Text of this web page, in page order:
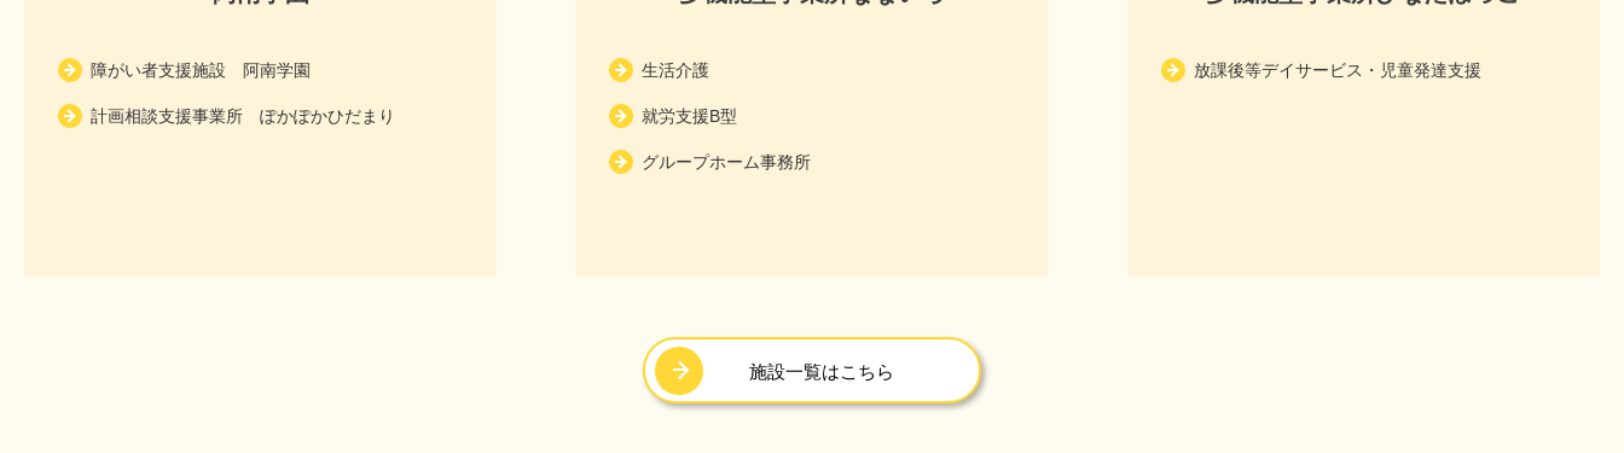
障がい者支援施設 阿南学園
計画相談支援事業所 ぽかぽかひだまり
生活介護
就労支援B型
グループホーム事務所
放課後等デイサービス・児童発達支援
施設一覧はこちら